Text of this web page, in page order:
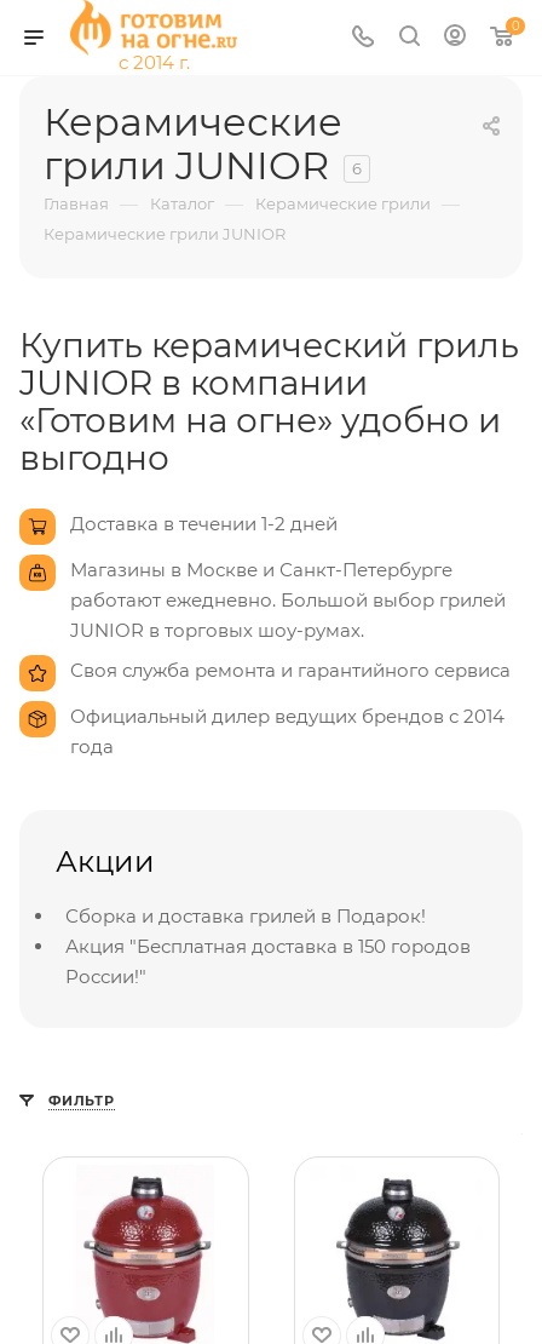
0
Керамические
грили JUNIOR
6
Главная
— Каталог — Керамические грили —
Керамические грили JUNIOR
Купить керамический гриль
JUNIOR в компании
«Готовим на огне» удобно и
выгодно
Доставка в течении 1-2 дней
Магазины в Москве и Санкт-Петербурге
работают ежедневно. Большой выбор грилей
JUNIOR в торговых шоу-румах.
Своя служба ремонта и гарантийного сервиса
Официальный дилер ведущих брендов с 2014
года
Акции
Сборка и доставка грилей в Подарок!
Акция "Бесплатная доставка в 150 городов
России!"
ФИЛЬТР